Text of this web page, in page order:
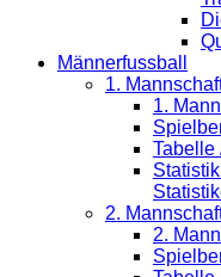
Männerfussball
1.
1.
Tabelle
2.
2.